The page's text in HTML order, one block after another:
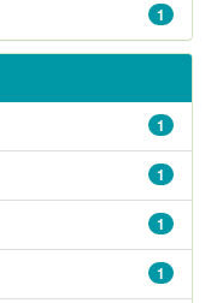
1
1
1
1
1